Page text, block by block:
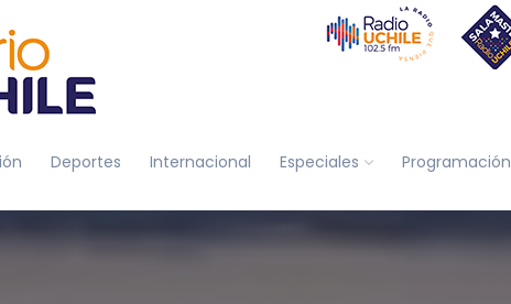
Deportes Internacional Especiales Programación